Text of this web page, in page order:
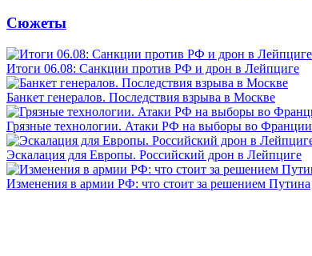
Сюжеты
Итоги 06.08: Санкции против РФ и дрон в Лейпциге
Банкет генералов. Последствия взрыва в Москве
Грязные технологии. Атаки РФ на выборы во Франции
Эскалация для Европы. Российский дрон в Лейпциге
Изменения в армии РФ: что стоит за решением Путина